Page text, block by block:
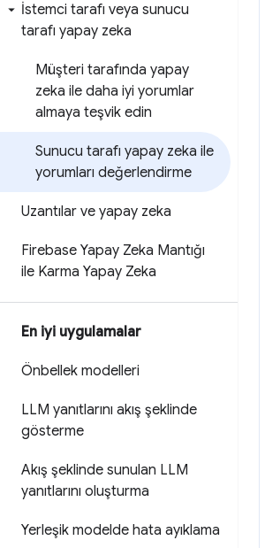
İstemci tarafı veya sunucu
tarafı yapay zeka
Müşteri tarafında yapay
zeka ile daha iyi yorumlar
almaya teşvik edin
Sunucu tarafı yapay zeka ile
yorumları değerlendirme
Uzantılar ve yapay zeka
Firebase Yapay Zeka Mantığı
ile Karma Yapay Zeka
En iyi uygulamalar
Önbellek modelleri
LLM yanıtlarını akış şeklinde
gösterme
Akış şeklinde sunulan LLM
yanıtlarını oluşturma
Yerleşik modelde hata ayıklama